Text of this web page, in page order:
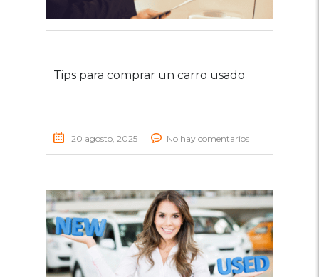
Tips para comprar un carro usado
20 agosto, 2025 No hay comentarios